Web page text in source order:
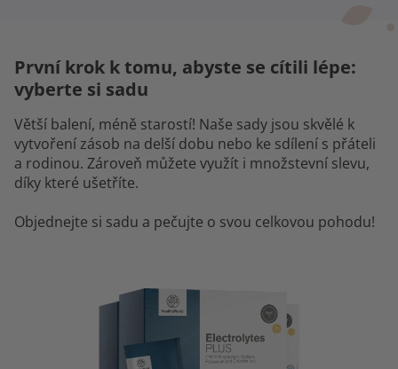
První krok k tomu, abyste se cítili lépe:
vyberte si sadu
Větší balení, méně starostí! Naše sady jsou skvělé k
vytvoření zásob na delší dobu nebo ke sdílení s přáteli
a rodinou. Zároveň můžete využít i množstevní slevu,
díky které ušetříte.
Objednejte si sadu a pečujte o svou celkovou pohodu!